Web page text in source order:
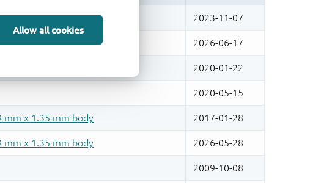
Allow all cookies